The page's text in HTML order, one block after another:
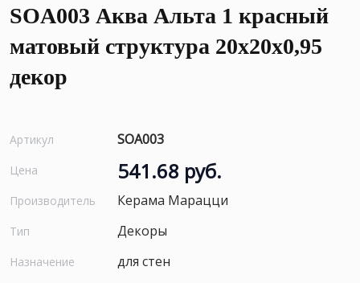
SOA003 Аква Альта 1 красный
матовый структура 20x20x0,95
декор
Артикул SOA003
Цена 541.68 руб.
Производитель Керама Марацци
Тип Декоры
Назначение для стен